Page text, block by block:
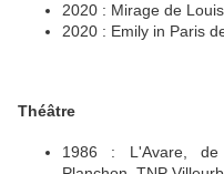
2020 : Mirage de
2020 : Emily in Paris
Théâtre
1986 : L'Avare,